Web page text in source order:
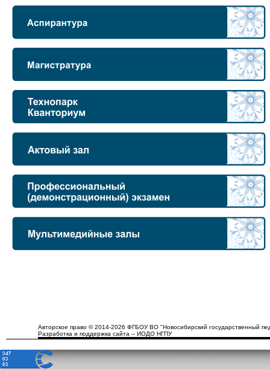
Авторское право © 2014-2026 ФГБОУ ВО "Новосибирский государственный
Разработка и поддержка сайта – ИОДО НГПУ